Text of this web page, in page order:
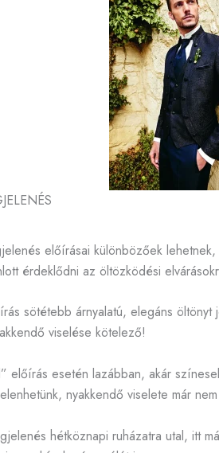
előírásai különbözőek
érdeklődni az öltözködési
sötétebb árnyalatú, elegáns
viselése kötelező!
előírás esetén lazábban, akár
nyakkendő viselete már
hétköznapi ruházatra utal, itt